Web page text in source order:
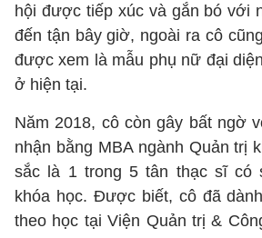
hội được tiếp xúc và gắn bó với
đến tận bây giờ, ngoài ra cô
được xem là mẫu phụ nữ đại
ở hiện tại.
Năm 2018, cô còn gây bất ngờ
nhận bằng MBA ngành Quản trị
sắc là 1 trong 5 tân thạc sĩ có
khóa học. Được biết, cô đã
theo học tại Viện Quản trị &